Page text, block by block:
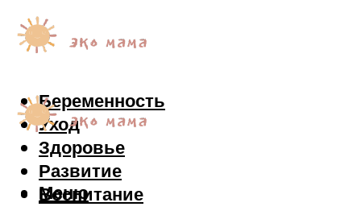
Беременность
Уход
Здоровье
Развитие
Воспитание
Меню